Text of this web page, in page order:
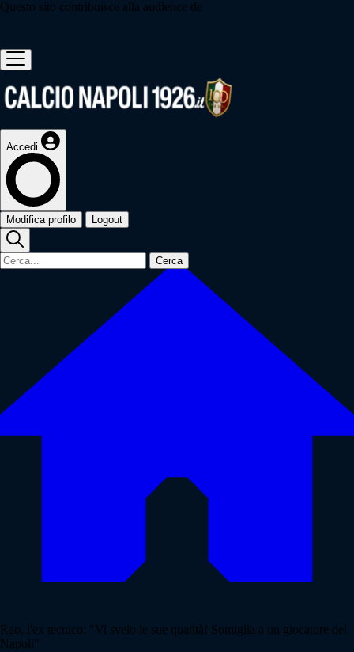
Questo sito contribuisce alla audience de
Accedi
Modifica profilo Logout
Cerca
Rao, l'ex tecnico: "Vi svelo le sue qualità! Somiglia a un giocatore del
Napoli"